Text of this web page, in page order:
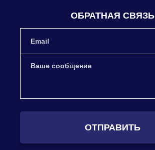
ОБРАТНАЯ СВЯЗЬ
ОТПРАВИТЬ